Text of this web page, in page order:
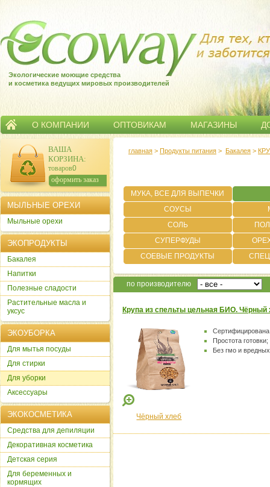
Экологические моющие средства
и косметика ведущих мировых производителей
О КОМПАНИИ ОПТОВИКАМ МАГАЗИНЫ
главная > Продукты питания > Бакалея >
МУКА, ВСЕ ДЛЯ ВЫПЕЧКИ
СОУСЫ
СОЛЬ
СУПЕРФУДЫ
СОЕВЫЕ ПРОДУКТЫ
по производителю
Крупа из спельты цельная БИО. Чёрный
Сертифицирована
Простота готовки;
Без гмо и
Чёрный хлеб
ВАША
КОРЗИНА:
товаров:0
сумма: 0р.
оформить заказ
МЫЛЬНЫЕ ОРЕХИ
Мыльные орехи
ЭКОПРОДУКТЫ
Бакалея
Напитки
Полезные сладости
Растительные масла и
уксус
ЭКОУБОРКА
Для мытья посуды
Для стирки
Для уборки
Аксессуары
ЭКОКОСМЕТИКА
Cредства для депиляции
Декоративная косметика
Детская серия
Для беременных и
кормящих